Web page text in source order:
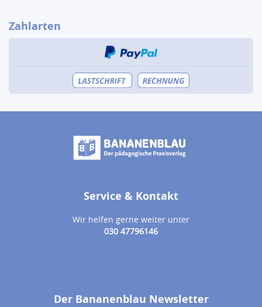
Zahlarten
Service & Kontakt
Wir helfen gerne weiter unter
030 47796146
Der Bananenblau Newsletter